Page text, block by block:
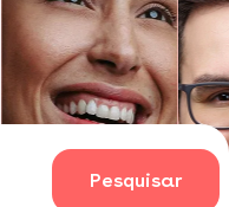
Pesquisar